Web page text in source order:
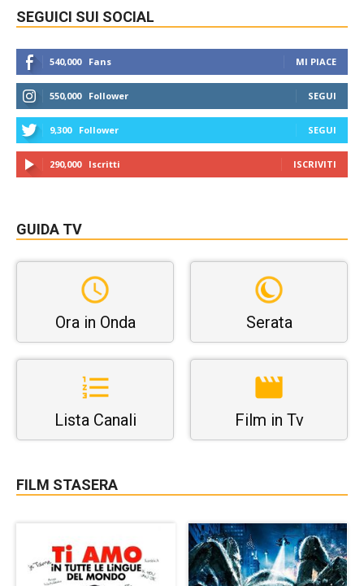
SEGUICI SUI SOCIAL
540,000 Fans MI PIACE
550,000 Follower SEGUI
9,300 Follower SEGUI
290,000 Iscritti ISCRIVITI
GUIDA TV
Ora in Onda Serata
Lista Canali Film in Tv
FILM STASERA